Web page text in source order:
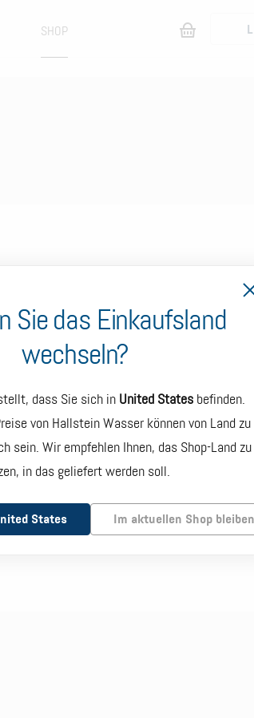
SHOP
um Wasser
Sie das Einkaufsland
wechseln?
dass Sie sich in United Statesbefinden.
von Hallstein Wasser können von Land zu
sein. Wir empfehlen Ihnen, das Shop-Land zu
in das geliefert werden soll.
States Im aktuellen Shop bleiben